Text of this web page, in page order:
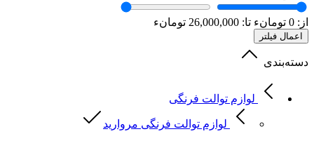
از: 0 تومانء تا: 26,000,000 تومانء
اعمال فیلتر
دسته‌بندی
لوازم توالت فرنگی
لوازم توالت فرنگی مروارید